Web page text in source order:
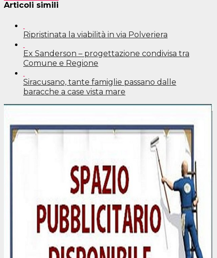
Articoli simili
Ripristinata la viabilità in via Polveriera
Ex Sanderson – progettazione condivisa tra
Comune e Regione
Siracusano, tante famiglie passano dalle
baracche a case vista mare